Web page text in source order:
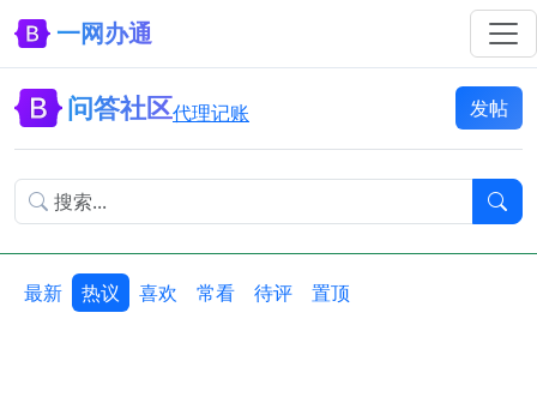
一网办通
问答社区代理记账 发帖
最新 热议 喜欢 常看 待评 置顶